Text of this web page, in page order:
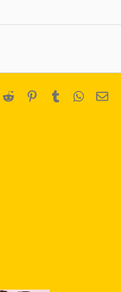
Reddit Pinterest
Tumblr